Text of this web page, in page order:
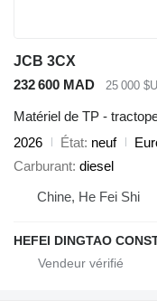
JCB 3CX
232 600 MAD
25 000
Matériel de TP -
2026
État neuf
Carburant diesel
Chine, He Fei Shi